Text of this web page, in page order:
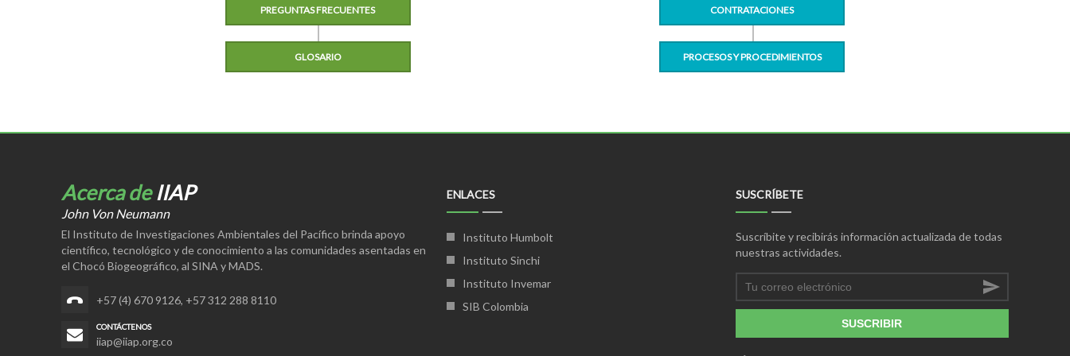
PREGUNTAS FRECUENTES
GLOSARIO
CONTRATACIONES
PROCESOS Y PROCEDIMIENTOS
Acerca deIIAP
John Von Neumann
El Instituto de Investigaciones Ambientales del Pacífico brinda apoyo
científico, tecnológico y de conocimiento a las comunidades asentadas en
el Chocó Biogeográfico, al SINA y MADS.
+57 (4) 670 9126, +57 312 288 8110
CONTÁCTENOS
iiap@iiap.org.co
ENLACES
Instituto Humbolt
Instituto Sinchi
Instituto Invemar
SIB Colombia
SUSCRÍBETE
Suscríbite y recibirás información actualizada de todas
nuestras actividades.
SUSCRIBIR